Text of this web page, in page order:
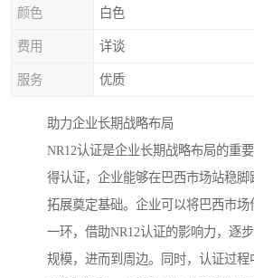
颜色 白色
费用 详谈
服务 优质
助力企业长期战略布局
NR12认证是企业长期战略布局的重
得认证，企业能够在巴西市场站稳脚
拓展奠定基础。企业可以将巴西市场
一环，借助NR12认证的影响力，逐
规模，进而到周边。同时，认证过程